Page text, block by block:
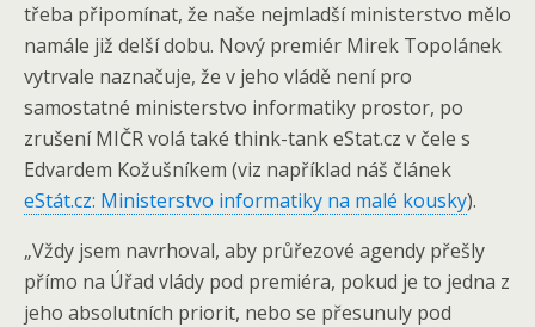
třeba připomínat, že naše nejmladší ministerstvo mělo
namále již delší dobu. Nový premiér Mirek Topolánek
vytrvale naznačuje, že v jeho vládě není pro
samostatné ministerstvo informatiky prostor, po
zrušení MIČR volá také think-tank eStat.cz v čele s
Edvardem Kožušníkem (viz například náš článek
eStát.cz: Ministerstvo informatiky na malé kousky).
„Vždy jsem navrhoval, aby průřezové agendy přešly
přímo na Úřad vlády pod premiéra, pokud je to jedna z
jeho absolutních priorit, nebo se přesunuly pod